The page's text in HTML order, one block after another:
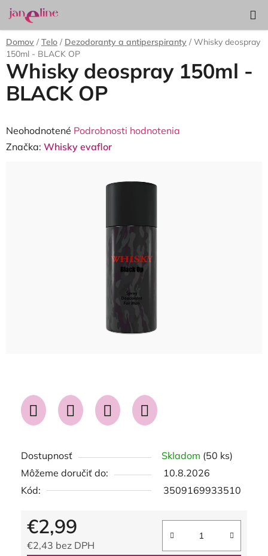
Prejsť
na
obsah
KOŠÍK
Domov / Telo / Dezodoranty a antiperspiranty / Whisky deospray
150ml - BLACK OP
Dostupnosť Skladom (50 ks)
Môžeme doručiť do:
10.8.2026
Kód:
3509169933510
€2,99
€2,43 bez DPH
Whisky deospray 150ml -
BLACK OP
Priemerné
hodnotenie
Neohodnotené Podrobnosti hodnotenia
Značka: Whisky evaflor